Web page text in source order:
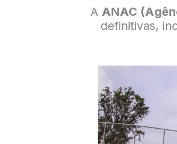
A ANAC
definitivas,